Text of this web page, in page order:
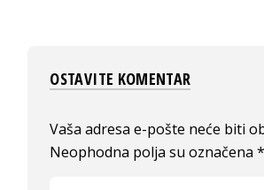
OSTAVITE KOMENTAR
Vaša adresa e-pošte neće biti
Neophodna polja su označena*